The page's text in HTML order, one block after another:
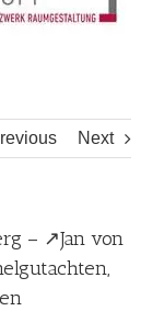
Next
– ↗️Jan von